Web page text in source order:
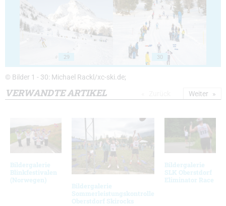
29 30
© Bilder 1 - 30: Michael Rackl/xc-ski.de;
VERWANDTE ARTIKEL
Bildergalerie
Blinkfestivalen
(Norwegen)
Bildergalerie
Sommerleistungskontrolle
Oberstdorf Skirocks
Bildergalerie
SLK Oberstdorf
Eliminator Race
Weiter